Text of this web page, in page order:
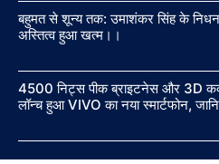
बहुमत से शून्य तक: उमाशंकर सिंह के
अस्तित्व हुआ खत्म।।
4500 निट्स पीक ब्राइटनेस और 3D
लॉन्च हुआ VIVO का नया स्मार्टफोन,